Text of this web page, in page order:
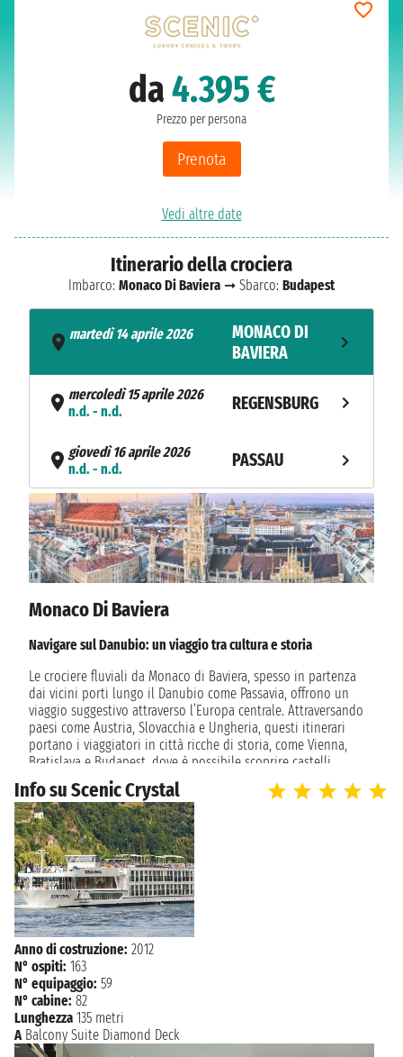
da4.395 €
Prezzo per persona
Prenota
Vedi altre date
Itinerario della crociera
Imbarco: Monaco Di Baviera ➞ Sbarco: Budapest
martedì 14 aprile 2026
MONACO DI
BAVIERA
mercoledì 15 aprile 2026
n.d. - n.d.
REGENSBURG
giovedì 16 aprile 2026
n.d. - n.d.
PASSAU
venerdì 17 aprile 2026
n.d. - n.d.
MELK
sabato 18 aprile 2026
n.d. - n.d.
VIENNA
n.d. - n.d.
lunedì 20 aprile 2026
n.d. - n.d.
BUDAPEST
martedì 21 aprile 2026
n.d.
BUDAPEST
Monaco Di Baviera
Navigare sul Danubio: un viaggio tra cultura e storia
Le crociere fluviali da Monaco di Baviera, spesso in partenza
dai vicini porti lungo il Danubio come Passavia, offrono un
viaggio suggestivo attraverso l’Europa centrale. Attraversando
paesi come Austria, Slovacchia e Ungheria, questi itinerari
portano i viaggiatori in città ricche di storia, come Vienna,
Bratislava e Budapest, dove è possibile scoprire castelli,
cattedrali e palazzi iconici che si affacciano sul fiume.
La Baviera e il Danubio: natura e tradizione
Oltre alle grandi capitali, le crociere da Monaco di Baviera
permettono di esplorare piccoli villaggi e paesaggi naturali
lungo il Danubio, regalando un’immersione nella Baviera e
nelle sue tradizioni. Durante la navigazione, i passeggeri
possono assaporare la cucina locale, come i piatti tipici
bavaresi, e partecipare a escursioni che mostrano l’autenticità
di questa regione. Con soste in luoghi pittoreschi e un ritmo
rilassato, queste crociere offrono una combinazione perfetta
di cultura, natura e relax.
Info su Scenic Crystal
Anno di costruzione: 2012
N° ospiti: 163
N° equipaggio: 59
N° cabine: 82
Lunghezza 135 metri
A Balcony Suite Diamond Deck